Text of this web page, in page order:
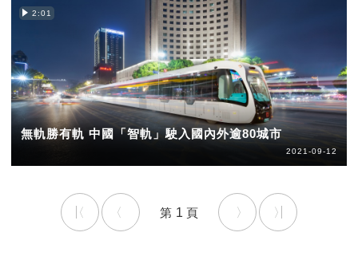
2:01
無軌勝有軌 中國「智軌」駛入國內外逾80城市
2021-09-12
1